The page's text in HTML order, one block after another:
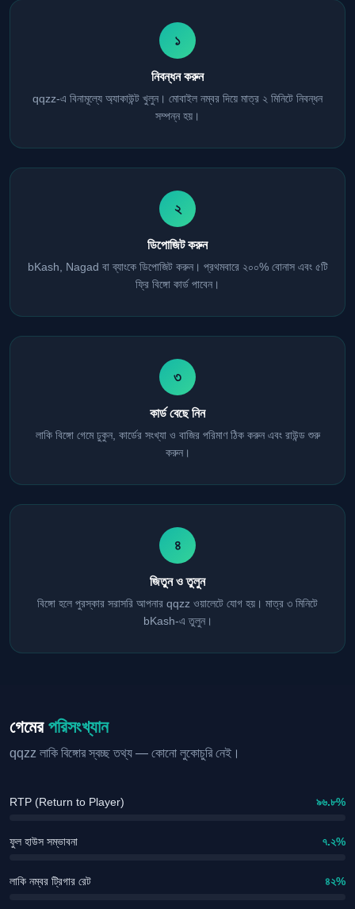
১
নিবন্ধন করুন
qqzz-এ বিনামূল্যে অ্যাকাউন্ট খুলুন। মোবাইল নম্বর দিয়ে মাত্র ২ মিনিটে নিবন্ধন
সম্পন্ন হয়।
২
ডিপোজিট করুন
bKash, Nagad বা ব্যাংকে ডিপোজিট করুন। প্রথমবারে ২০০% বোনাস এবং ৫টি
ফ্রি বিঙ্গো কার্ড পাবেন।
৩
কার্ড বেছে নিন
লাকি বিঙ্গো গেমে ঢুকুন, কার্ডের সংখ্যা ও বাজির পরিমাণ ঠিক করুন এবং রাউন্ড শুরু
করুন।
৪
জিতুন ও তুলুন
বিঙ্গো হলে পুরস্কার সরাসরি আপনার qqzz ওয়ালেটে যোগ হয়। মাত্র ৩ মিনিটে
bKash-এ তুলুন।
গেমের পরিসংখ্যান
qqzz লাকি বিঙ্গোর স্বচ্ছ তথ্য — কোনো লুকোচুরি নেই।
RTP (Return to Player) ৯৬.৮%
ফুল হাউস সম্ভাবনা ৭.২%
লাকি নম্বর ট্রিগার রেট ৪২%